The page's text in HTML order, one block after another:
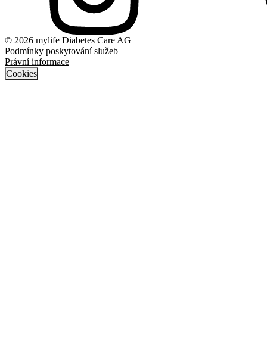
© 2026 mylife Diabetes Care AG
Podmínky poskytování služeb
Právní informace
Cookies